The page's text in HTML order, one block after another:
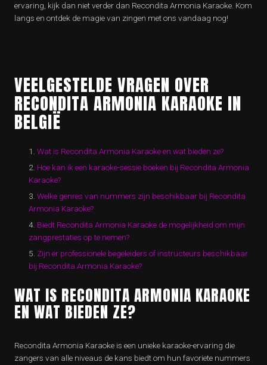
ervaring, kijk dan niet verder dan Recondita Armonia Karaoke. Kom
langs en ontdek de magie van zingen met ons vandaag nog!
VEELGESTELDE VRAGEN OVER
RECONDITA ARMONIA KARAOKE IN
BELGIË
Wat is Recondita Armonia Karaoke en wat bieden ze?
Hoe kan ik een karaoke-sessie boeken bij Recondita Armonia
Karaoke?
Welke genres van nummers zijn beschikbaar bij Recondita
Armonia Karaoke?
Biedt Recondita Armonia Karaoke de mogelijkheid om mijn
zangprestaties op te nemen?
Zijn er professionele begeleiders of instructeurs beschikbaar
bij Recondita Armonia Karaoke?
WAT IS RECONDITA ARMONIA KARAOKE
EN WAT BIEDEN ZE?
Recondita Armonia Karaoke is een unieke karaoke-ervaring die
zangers van alle niveaus de kans biedt om hun favoriete nummers